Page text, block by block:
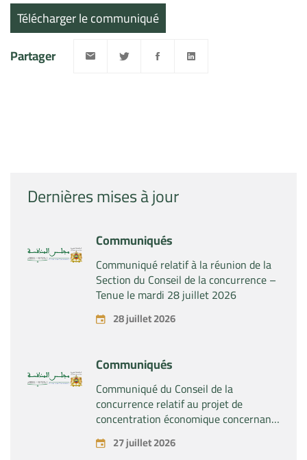
Dernières mises à jour
Communiqués
Communiqué relatif à la réunion de la
Section du Conseil de la concurrence –
Tenue le mardi 28 juillet 2026
28 juillet 2026
Communiqués
Communiqué du Conseil de la
concurrence relatif au projet de
concentration économique concernant
la prise du contrôle exclusif par la
société « Substipharm SAS » des actifs
27 juillet 2026
Télécharger le communiqué
Partager